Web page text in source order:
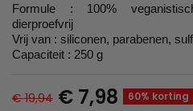
Formule : 100%
dierproefvrij
Vrij van : siliconen, parabenen,
Capaciteit : 250 g
€ 19,94 € 7,98 60% korting